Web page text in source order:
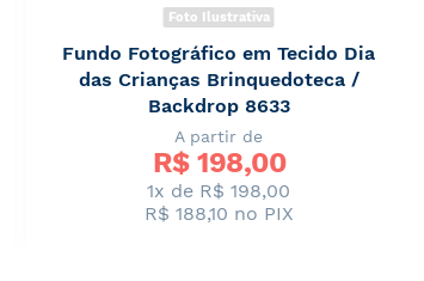
Foto Ilustrativa
Fundo Fotográfico em Tecido Dia
das Crianças Brinquedoteca /
Backdrop 8633
A partir de
R$ 198,00
1x de R$ 198,00
R$ 188,10 no PIX